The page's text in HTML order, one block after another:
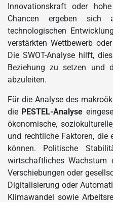
Innovationskraft oder
Chancen ergeben sich
technologischen
verstärkten Wettbewerb
Die SWOT-Analyse hilft,
Beziehung zu setzen und
abzuleiten.
Für die Analyse des
die PESTEL-Analyse
ökonomische,
und rechtliche Faktoren, die
können. Politische
wirtschaftliches Wachstum
Verschiebungen oder
Digitalisierung oder
Klimawandel sowie